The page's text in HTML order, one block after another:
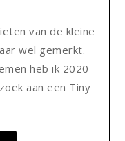
van de kleine
wel gemerkt.
heb ik 2020
aan een Tiny